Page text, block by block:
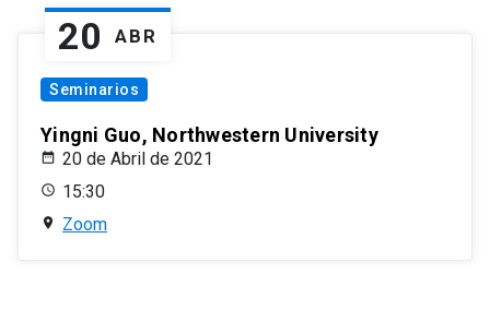
20 ABR
Seminarios
Yingni Guo, Northwestern University
20 de Abril de 2021
15:30
Zoom